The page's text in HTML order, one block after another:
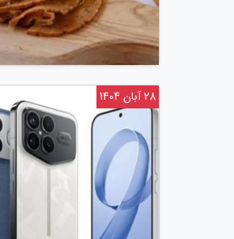
28 آبان 1404